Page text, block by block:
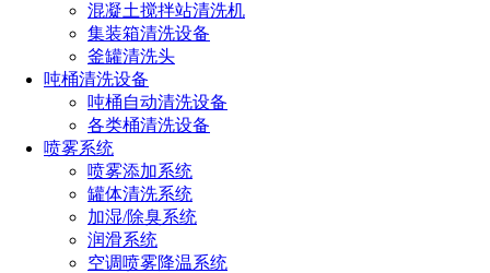
混凝土搅拌站清洗机
集装箱清洗设备
釜罐清洗头
吨桶清洗设备
吨桶自动清洗设备
各类桶清洗设备
喷雾系统
喷雾添加系统
罐体清洗系统
加湿/除臭系统
润滑系统
空调喷雾降温系统
喷雾降尘喷嘴
加湿消毒喷嘴
降温冷却喷嘴
燃油燃烧喷嘴
电器喷嘴
空气吹扫喷嘴